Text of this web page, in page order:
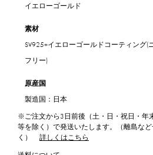
イエローゴールド
素材
SV925+イエローゴールドコーティング(
フリー)
原産国
製造国：日本
※ご注文から3日前後（土・日・祝日・年
等を除く）で発送いたします。（離島な
く）
詳しくはこちら